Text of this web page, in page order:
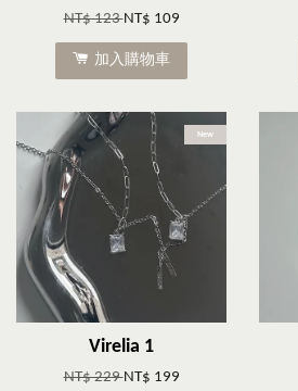
NT$ 123NT$ 109
加入購物車
New
Virelia 1
NT$ 229NT$ 199